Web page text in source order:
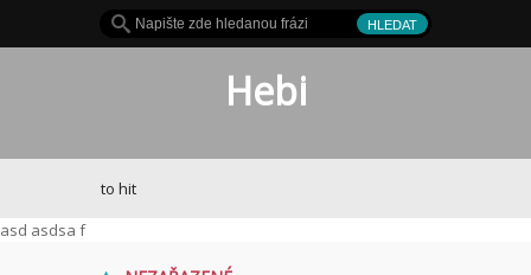
Hebi
Je to hit
asd asdsa f